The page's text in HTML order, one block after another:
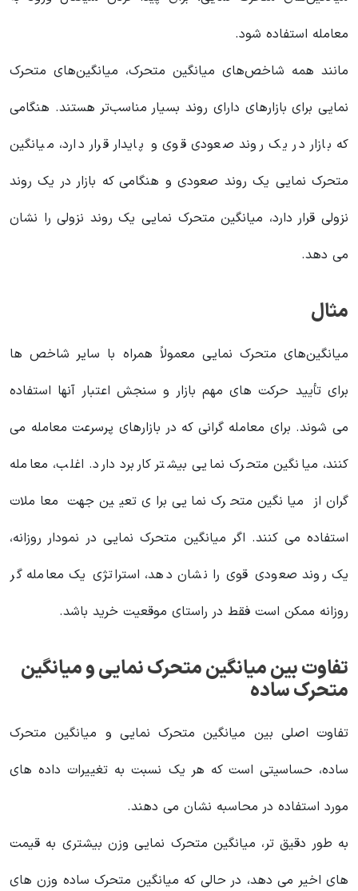
معامله استفاده شود.
مانند همه شاخص‌های میانگین متحرک، میانگین‌های متحرک
نمایی برای بازارهای دارای روند بسیار مناسب‌تر هستند. هنگامی
که بازار در یک روند صعودی قوی و پایدار قرار دارد، میانگین‌
متحرک نمایی یک روند صعودی و هنگامی که بازار در یک روند
نزولی قرار دارد، میانگین‌ متحرک نمایی یک روند نزولی را نشان
می دهد.
مثال
میانگین‌های متحرک نمایی معمولاً همراه با سایر شاخص ها
برای تأیید حرکت های مهم بازار و سنجش اعتبار آنها استفاده
می شوند. برای معامله گرانی که در بازارهای پرسرعت معامله می
کنند، میانگین‌ متحرک نمایی بیشتر کاربرد دارد. اغلب، معامله
گران از میانگین‌ متحرک نمایی برای تعیین جهت معاملات
استفاده می کنند. اگر میانگین‌ متحرک نمایی در نمودار روزانه،
یک روند صعودی قوی را نشان دهد، استراتژی یک معامله گر
روزانه ممکن است فقط در راستای موقعیت خرید باشد.
تفاوت بین میانگین‌ متحرک نمایی و میانگین
متحرک ساده
تفاوت اصلی بین میانگین‌ متحرک نمایی و میانگین متحرک
ساده، حساسیتی است که هر یک نسبت به تغییرات داده های
مورد استفاده در محاسبه نشان می دهند.
به طور دقیق تر، میانگین‌ متحرک نمایی وزن بیشتری به قیمت
های اخیر می دهد، در حالی که میانگین متحرک ساده وزن های